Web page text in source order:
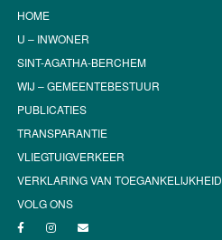
HOME
U – INWONER
SINT-AGATHA-BERCHEM
WIJ – GEMEENTEBESTUUR
PUBLICATIES
TRANSPARANTIE
VLIEGTUIGVERKEER
VERKLARING VAN TOEGANKELIJKHEID
VOLG ONS